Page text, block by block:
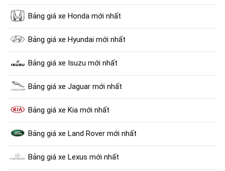
Bảng giá xe Honda mới nhất
Bảng giá xe Hyundai mới nhất
Bảng giá xe Isuzu mới nhất
Bảng giá xe Jaguar mới nhất
Bảng giá xe Kia mới nhất
Bảng giá xe Land Rover mới nhất
Bảng giá xe Lexus mới nhất